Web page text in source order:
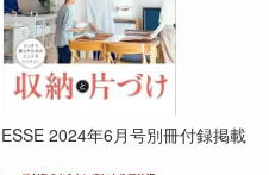
ESSE 2024年6月号別冊付録掲載